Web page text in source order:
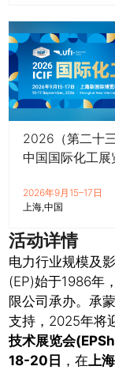
2026（第二十三
中国国际化工展
2026年9月15–17日
上海 中国
活动详情
电力行业规模及
(EP)始于1986年
限公司承办。承
支持，2025年将
技术展览会
18-20日 ，在上